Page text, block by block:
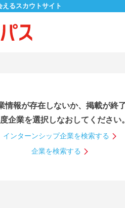
えるスカウトサイト
情報が存在しないか、掲載が終
企業を選択しなおしてください。
インターンシップ企業を検索する
企業を検索する